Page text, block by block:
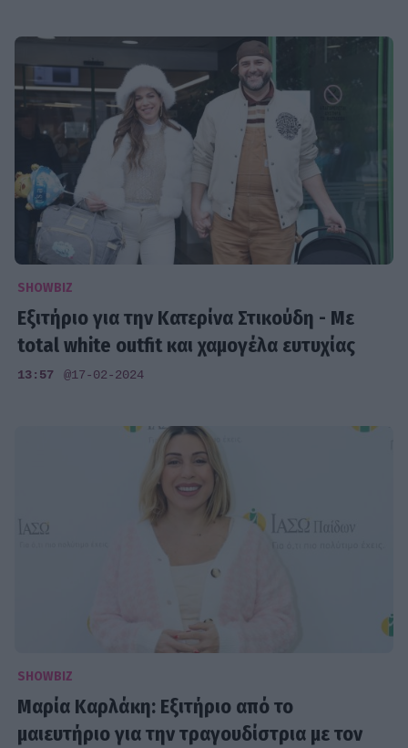
SHOWBIZ
Εξιτήριο για την Κατερίνα Στικούδη - Με
total white outfit και χαμογέλα ευτυχίας
13:57 @17-02-2024
SHOWBIZ
Μαρία Καρλάκη: Εξιτήριο από το
μαιευτήριο για την τραγουδίστρια με τον